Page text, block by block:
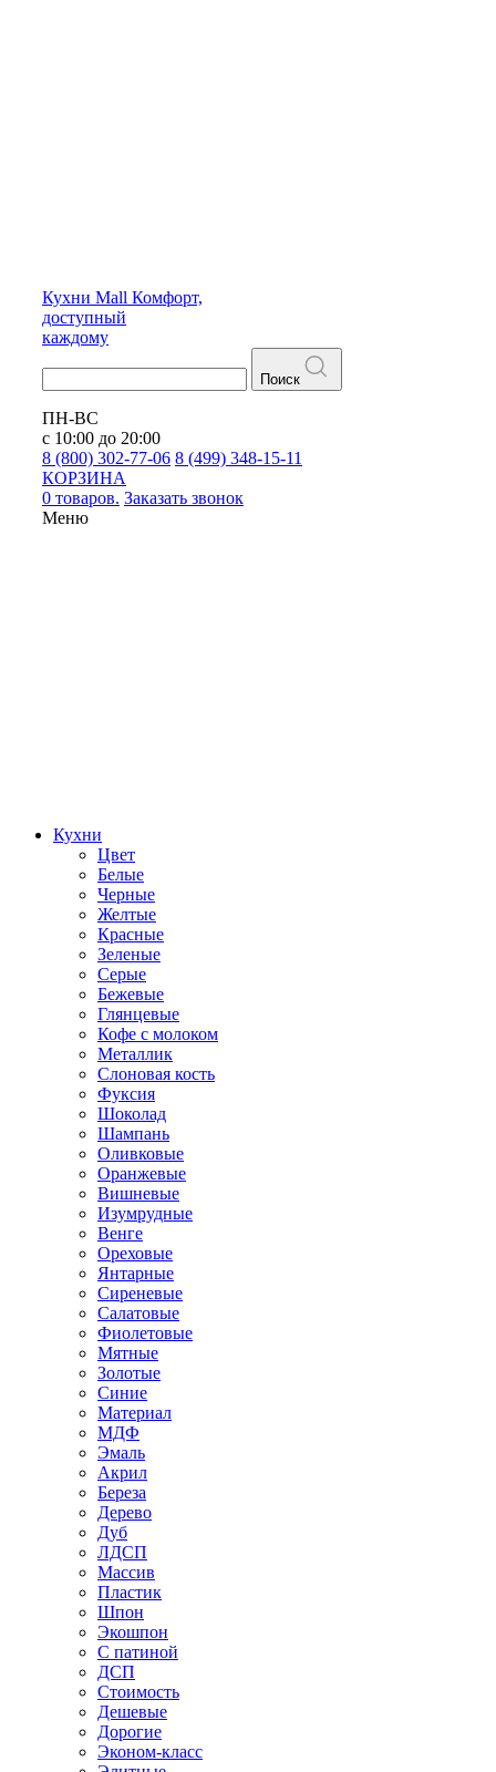
Кухни Mall Комфорт,
доступный
каждому
Поиск
ПН-ВС
с 10:00 до 20:00
8 (800) 302-77-06 8 (499) 348-15-11
КОРЗИНА
0 товаров. Заказать звонок
Меню
Кухни
Цвет
Белые
Черные
Желтые
Красные
Зеленые
Серые
Бежевые
Глянцевые
Кофе с молоком
Металлик
Слоновая кость
Фуксия
Шоколад
Шампань
Оливковые
Оранжевые
Вишневые
Изумрудные
Венге
Ореховые
Янтарные
Сиреневые
Салатовые
Фиолетовые
Мятные
Золотые
Синие
Материал
МДФ
Эмаль
Акрил
Береза
Дерево
Дуб
ЛДСП
Массив
Пластик
Шпон
Экошпон
С патиной
ДСП
Стоимость
Дешевые
Дорогие
Эконом-класс